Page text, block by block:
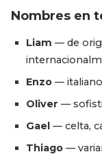
Nombres en
Liam — de
Enzo—
Oliver —
Gael— celta,
Thiago—